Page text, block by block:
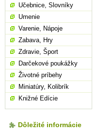
Učebnice, Slovníky
Umenie
Varenie, Nápoje
Zabava, Hry
Zdravie, Šport
Darčekové poukážky
Životné príbehy
Miniatúry, Kolibrík
Knižné Edície
Dôležité informácie